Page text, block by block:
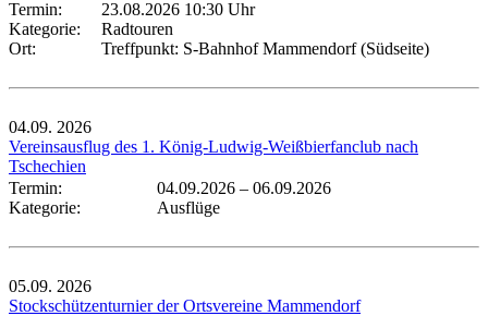
Termin:
23.08.2026 10:30 Uhr
Kategorie:
Radtouren
Ort:
Treffpunkt: S-Bahnhof Mammendorf (Südseite)
04.09. 2026
Vereinsausflug des 1. König-Ludwig-Weißbierfanclub nach
Tschechien
Termin:
04.09.2026 – 06.09.2026
Kategorie:
Ausflüge
05.09. 2026
Stockschützenturnier der Ortsvereine Mammendorf